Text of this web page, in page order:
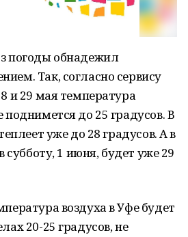
погоды обнадежил
Так, согласно сервису
и 29 мая температура
поднимется до 25 градусов. В
уже до 28 градусов. А в
субботу, 1 июня, будет уже 29
воздуха в Уфе будет
20-25 градусов, не